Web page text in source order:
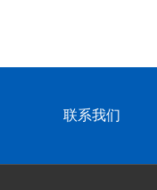
联系我们